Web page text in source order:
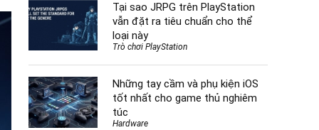
Tại sao JRPG trên PlayStation
vẫn đặt ra tiêu chuẩn cho thể
loại này
Trò chơi PlayStation
Những tay cầm và phụ kiện iOS
tốt nhất cho game thủ nghiêm
túc
Hardware